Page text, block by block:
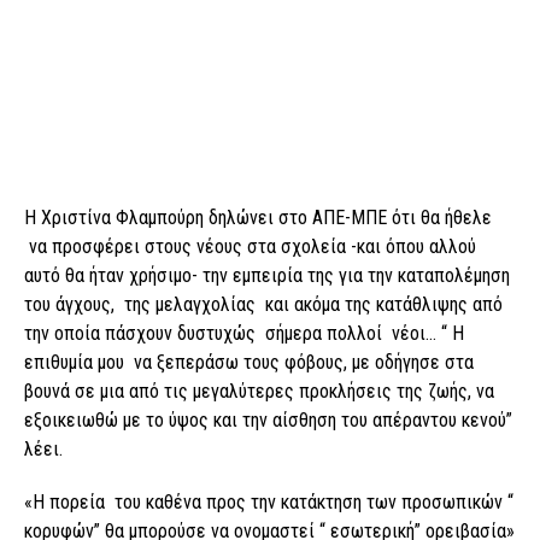
Η Χριστίνα Φλαμπούρη δηλώνει στο ΑΠΕ-ΜΠΕ ότι θα ήθελε
να προσφέρει στους νέους στα σχολεία -και όπου αλλού
αυτό θα ήταν χρήσιμο- την εμπειρία της για την καταπολέμηση
του άγχους, της μελαγχολίας και ακόμα της κατάθλιψης από
την οποία πάσχουν δυστυχώς σήμερα πολλοί νέοι… “ Η
επιθυμία μου να ξεπεράσω τους φόβους, με οδήγησε στα
βουνά σε μια από τις μεγαλύτερες προκλήσεις της ζωής, να
εξοικειωθώ με το ύψος και την αίσθηση του απέραντου κενού”
λέει.
«Η πορεία του καθένα προς την κατάκτηση των προσωπικών “
κορυφών” θα μπορούσε να ονομαστεί “ εσωτερική” ορειβασία»